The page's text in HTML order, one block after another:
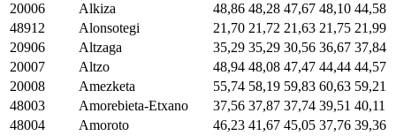
20006
Alkiza 48,86 48,28 47,67 48,10 44,58
48912
Alonsotegi 21,70 21,72 21,63 21,75 21,99
20906
Altzaga 35,29 35,29 30,56 36,67 37,84
20007
Altzo 48,94 48,08 47,47 44,44 44,57
20008
Amezketa 55,74 58,19 59,83 60,63 59,21
48003
Amorebieta-Etxano 37,56 37,87 37,74 39,51 40,11
48004
Amoroto 46,23 41,67 45,05 37,76 39,36